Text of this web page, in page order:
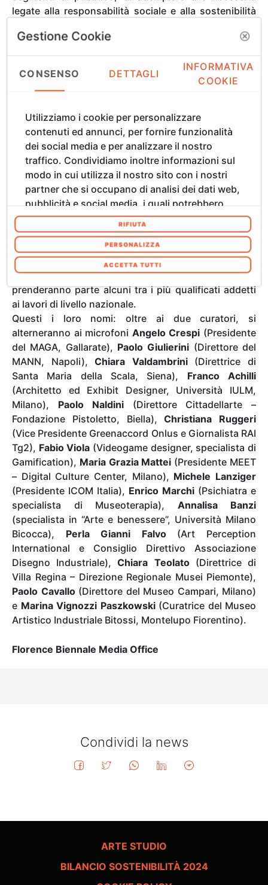
legate alla responsabilità sociale e alla sostenibilità
ambientale? Saranno questi alcuni dei temi che
interdisciplinare: presidenti e direttori museali,
museologi, specialisti in marketing culturale e in
specialisti in innovazione tecnologica e sostenibilità
olistica.
Gli argomenti e i partecipanti
In relazione ai sei panel in cui il convegno si
articolerà - ovverosostenibilità economica(impatto
economico),responsabilità sociale(impatto sociale),
sostenibilità ambientale(impatto ambientale),
sostenibilità olistica(impatto olistico),tecnologia
funzionale e musei d’impresa- all’incontro
prenderanno parte alcuni tra i più qualificati addetti
ai lavori di livello nazionale.
Questi i loro nomi: oltre ai due curatori, si
alterneranno ai microfoni Angelo Crespi (Presidente
del MAGA, Gallarate), Paolo Giulierini (Direttore del
MANN, Napoli),Chiara Valdambrini (Direttrice di
Santa Maria della Scala, Siena), Franco Achilli
(Architetto ed Exhibit Designer, Università IULM,
Milano), Paolo Naldini (Direttore Cittadellarte –
Fondazione Pistoletto, Biella),Christiana Ruggeri
(Vice Presidente Greenaccord Onlus e Giornalista RAI
Tg2), Fabio Viola (Videogame designer, specialista di
Gamification), Maria Grazia Mattei (Presidente MEET
– Digital Culture Center, Milano), Michele Lanziger
(Presidente ICOM Italia), Enrico Marchi (Psichiatra e
specialista di Museoterapia), Annalisa Banzi
(specialista in “Arte e benessere”, Università Milano
Bicocca), Perla Gianni Falvo(Art Perception
International e Consiglio Direttivo Associazione
Disegno Industriale),Chiara Teolato(Direttrice di
Villa Regina – Direzione Regionale Musei Piemonte),
Paolo Cavallo(Direttore del Museo Campari, Milano)
e Marina Vignozzi Paszkowski (Curatrice del Museo
Artistico Industriale Bitossi, Montelupo Fiorentino).
Florence Biennale Media Office
Condividi la news
Gestione Cookie
CONSENSO DETTAGLI
INFORMATIVA
COOKIE
Utilizziamo i cookie per personalizzare
contenuti ed annunci, per fornire funzionalità
dei social media e per analizzare il nostro
traffico. Condividiamo inoltre informazioni sul
modo in cui utilizza il nostro sito con i nostri
partner che si occupano di analisi dei dati web,
pubblicità e social media, i quali potrebbero
combinarle con altre informazioni che ha
fornito loro o che hanno raccolto dal suo
utilizzo dei loro servizi. Acconsenta ai nostri
cookie se continua ad utilizzare il nostro sito
web. In qualsiasi momento è possibile
modificare o revocare il proprio consenso dalla
Informativa sui cookie sul nostro sito Web.
RIFIUTA
PERSONALIZZA
ACCETTA TUTTI
ARTE STUDIO
BILANCIO SOSTENIBILITÀ 2024